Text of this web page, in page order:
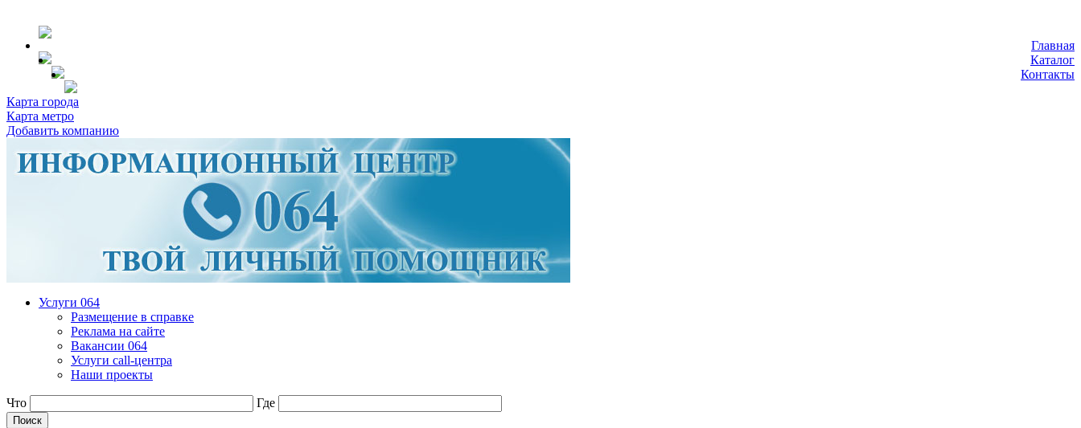
Главная
Каталог
Контакты
Карта города
Карта метро
Добавить компанию
Услуги 064
Размещение в справке
Реклама на сайте
Вакансии 064
Услуги call-центра
Наши проекты
Что Где